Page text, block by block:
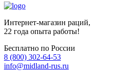
Интернет-магазин раций,
22 года опыта работы!
Бесплатно по России
8 (800) 302-64-53
info@midland-rus.ru